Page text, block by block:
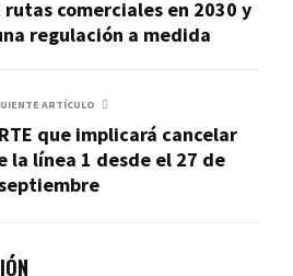
comerciales en 2030 y
regulación a medida
ARTÍCULO
que implicará cancelar
la línea 1 desde el 27 de